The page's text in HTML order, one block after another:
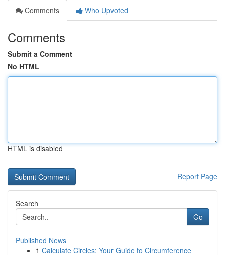
Comments
Who Upvoted
Comments
Submit a Comment
No HTML
HTML is disabled
Report Page
Search
Go
Published News
1 Calculate Circles: Your Guide to Circumference